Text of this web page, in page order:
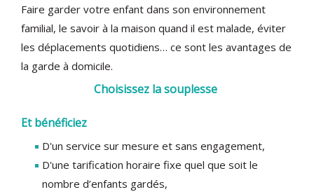
Faire garder votre enfant dans son environnement
familial, le savoir à la maison quand il est malade, éviter
les déplacements quotidiens… ce sont les avantages de
la garde à domicile.
Choisissez la souplesse
Et bénéficiez
D'un service sur mesure et sans engagement,
D'une tarification horaire fixe quel que soit le
nombre d’enfants gardés,